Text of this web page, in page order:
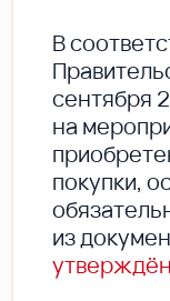
В
сентября
на
покупки,
из